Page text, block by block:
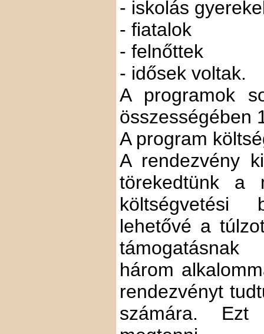
- iskolás
- fiatalok
- felnőttek
- idősek voltak.
A programok
összességében
A program
A rendezvény
törekedtünk a
költségvetési
lehetővé a
támogatásnak
három
rendezvényt
számára.